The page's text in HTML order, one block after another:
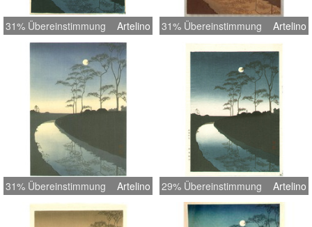
31% Übereinstimmung Artelino 31% Übereinstimmung Artelino
31% Übereinstimmung Artelino 29% Übereinstimmung Artelino